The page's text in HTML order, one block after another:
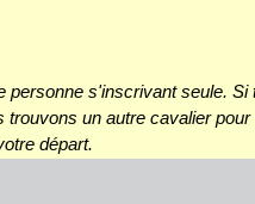
personne s'inscrivant seule.
trouvons un autre cavalier
départ.